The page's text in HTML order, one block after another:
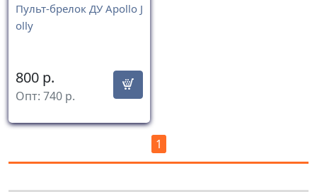
Пульт-брелок ДУ Apollo J
olly
800 р.
Опт: 740 р.
1